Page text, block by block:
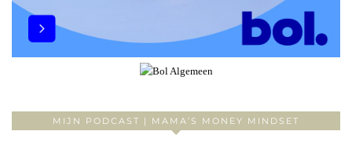
MIJN PODCAST | MAMA’S MONEY MINDSET